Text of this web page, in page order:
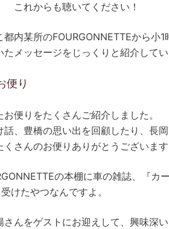
これからも聴いてください！
内某所のFOURGONNETTEから小
メッセージをじっくりと紹介してい
便り
便りをたくさんご紹介しました。
、豊橋の思い出を回顧したり、長
さんのお便りありがとうございます
の本棚に車の雑誌、『カ
けたやつなんですよ。
んをゲストにお迎えして、興味深